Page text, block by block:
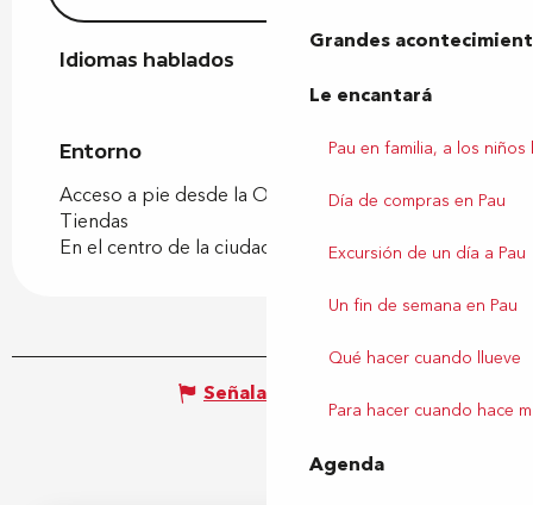
Grandes
Le encantará
Pau en familia, a los niños
Día de compras en Pau
Excursión de un día a Pau
Un fin de semana en Pau
Qué hacer cuando llueve
Para hacer cuando hace
Agenda
Idiomas hablados
Idiomas hablados
Entorno
Entorno
Acceso a pie desde la Oficina de Turismo
Tiendas
En el centro de la ciudad
Señalar un error